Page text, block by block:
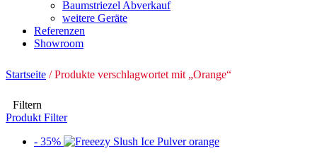
Baumstriezel Abverkauf
weitere Geräte
Referenzen
Showroom
Startseite / Produkte verschlagwortet mit „Orange“
Filtern
Produkt Filter
- 35%